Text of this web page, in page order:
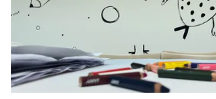
Holiday Special
Gift Ideas
Coffrets cadeaux
LAMY pico Lx
Gravure